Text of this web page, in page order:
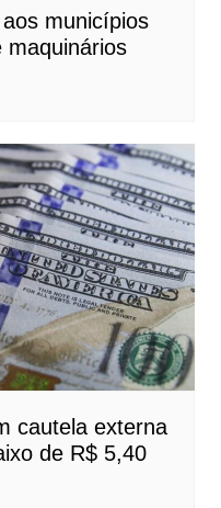
municípios
maquinários
cautela externa
de R$ 5,40